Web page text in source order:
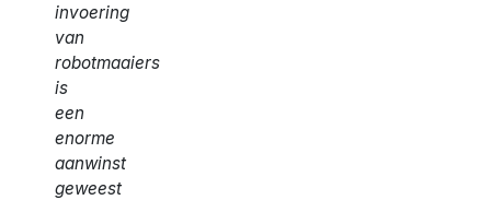
invoering
van
robotmaaiers
is
een
enorme
aanwinst
geweest